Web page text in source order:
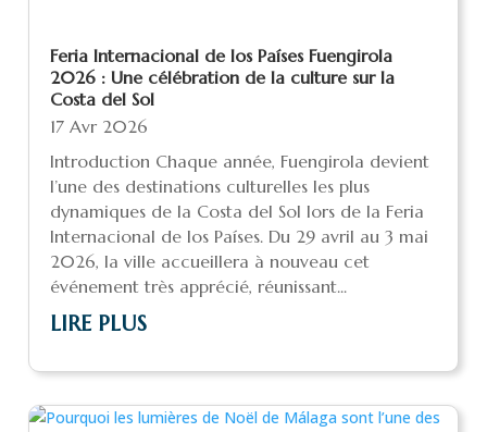
Feria Internacional de los Países Fuengirola
2026 : Une célébration de la culture sur la
Costa del Sol
17 Avr 2026
Introduction Chaque année, Fuengirola devient
l’une des destinations culturelles les plus
dynamiques de la Costa del Sol lors de la Feria
Internacional de los Países. Du 29 avril au 3 mai
2026, la ville accueillera à nouveau cet
événement très apprécié, réunissant...
LIRE PLUS